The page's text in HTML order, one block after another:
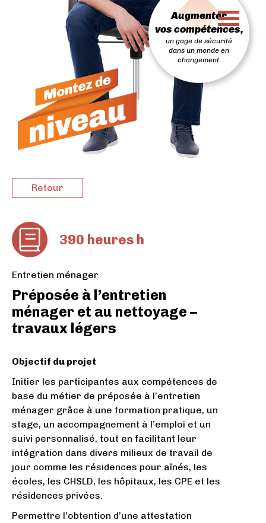
Augmenter
vos compétences,
un gage de sécurité
dans un monde en
changement.
Retour
390 heures h
Entretien ménager
Préposée à l’entretien
ménager et au nettoyage –
travaux légers
Objectif du projet
Initier les participantes aux compétences de
base du métier de préposée à l’entretien
ménager grâce à une formation pratique, un
stage, un accompagnement à l’emploi et un
suivi personnalisé, tout en facilitant leur
intégration dans divers milieux de travail de
jour comme les résidences pour aînés, les
écoles, les CHSLD, les hôpitaux, les CPE et les
résidences privées.
Permettre l’obtention d’une attestation